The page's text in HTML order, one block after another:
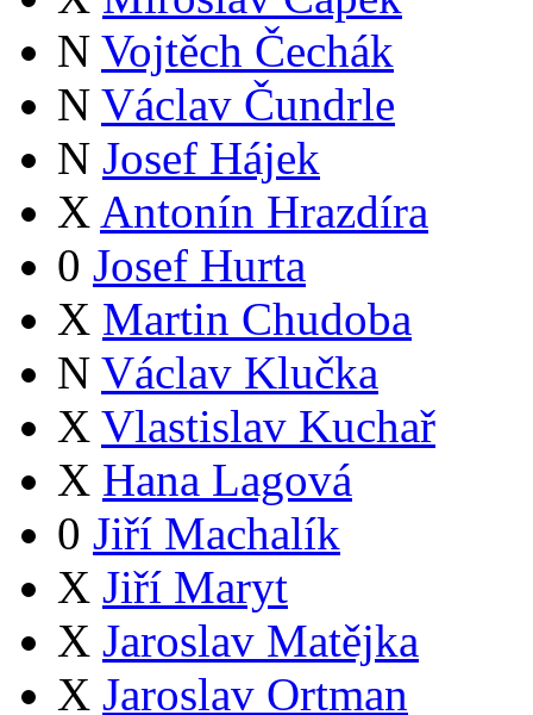
N Vojtěch Čechák
N Václav Čundrle
N Josef Hájek
X Antonín Hrazdíra
0 Josef Hurta
X Martin Chudoba
N Václav Klučka
X Vlastislav Kuchař
X Hana Lagová
0 Jiří Machalík
X Jiří Maryt
X Jaroslav Matějka
X Jaroslav Ortman